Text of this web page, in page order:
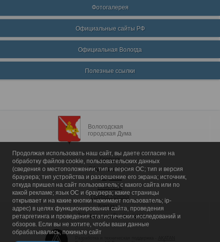
Фотогалерея
Официальные сайты РФ
Официальная Вологда
Полезные ссылки
Вологодская
городская Дума
Главная
Общие сведения
Депутаты
Комитеты
График приема
Контакты
Депутатские объединения
Продолжая использовать наш сайт, вы даете согласие на
обработку файлов cookie, пользовательских данных
(сведения о местоположении; тип и версия ОС; тип и версия
браузера; тип устройства и разрешение его экрана; источник,
откуда пришел на сайт пользователь; с какого сайта или по
какой рекламе; язык ОС и браузера; какие страницы
открывает и на какие кнопки нажимает пользователь; ip-
адрес) в целях функционирования сайта, проведения
ретаргетинга и проведения статистических исследований и
обзоров. Если вы не хотите, чтобы ваши данные
обрабатывались, покиньте сайт